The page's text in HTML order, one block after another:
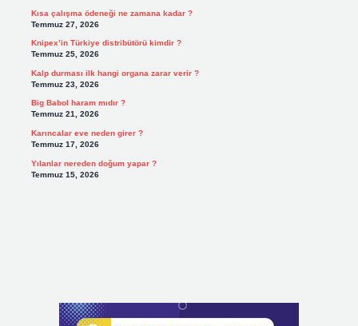
Kısa çalışma ödeneği ne zamana kadar ?
Temmuz 27, 2026
Knipex’in Türkiye distribütörü kimdir ?
Temmuz 25, 2026
Kalp durması ilk hangi organa zarar verir ?
Temmuz 23, 2026
Big Babol haram mıdır ?
Temmuz 21, 2026
Karıncalar eve neden girer ?
Temmuz 17, 2026
Yılanlar nereden doğum yapar ?
Temmuz 15, 2026